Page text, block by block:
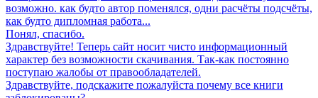
возможно. как будто автор поменялся, одни расчёты подсчёты,
как будто дипломная работа...
Понял, спасибо.
Здравствуйте! Теперь сайт носит чисто информационный
характер без возможности скачивания. Так-как постоянно
поступаю жалобы от правообладателей.
Здравствуйте, подскажите пожалуйста почему все книги